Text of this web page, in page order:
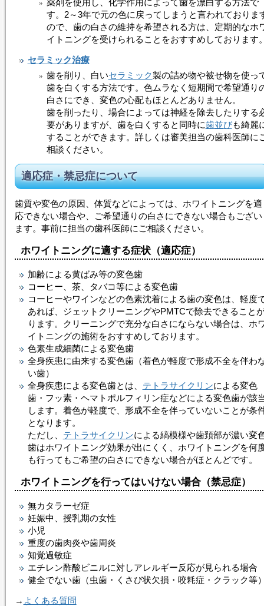
薬剤を使用し、化学作用によって歯を漂白する方法で
す。2～3年で元の色に戻ってしまうと言われておりま
ので、歯の白さの維持を希望される方は、定期的なホ
イトニングを受けられることをおすすめしております
セラミック治療
歯を削り、白いセラミック製の詰め物や被せ物を使っ
歯を白くする方法です。色ムラなく短期間で希望通り
白さにでき、変色の心配もほとんどありません。
歯を削ったり、場合によっては神経を除去したりする
要がありますが、歯を白くすると同時に歯並びも綺麗
することができます。詳しくは審美担当の歯科医師に
相談ください。
適応症・禁忌症について
歯質や変色の原因、体質などによっては、 ホワイトニングを適
応できない場合や、ご希望通りの白さにできない場合もござい
ます。事前に担当の歯科医師にご相談ください。
ホワイトニングに適する症状（適応症）
加齢による黄ばみ等の変色歯
コーヒー、茶、タバコ等による変色歯
コーヒーやワインなどの色素沈着による歯の変色は、軽度
あれば、ジェットクリーニングやPMTCで除去できること
ります。クリーニングで充分な白さにならない場合は、 ホ
イトニングの施術をおすすめしております。
色素生成細菌による変色歯
全身疾患に由来する変色歯（着色が軽度で形成不全を伴わ
い歯）
全身疾患による変色歯とは、 テトラサイクリンによる変色
歯・フッ素・ヘマトポルフィリン症などによる変色歯が該
します。着色が軽度で、形成不全を伴っていないことが条
となります。
ただし、 テトラサイクリンによる縞模様や歯頚部が濃い変
歯はホワイトニング効果が出にくく、 ホワイトニングを何
も行ってもご希望の白さにできない場合がほとんどです。
ホワイトニングを行ってはいけない場合（禁忌症）
無カタラーゼ症
妊娠中、授乳期の女性
小児
重度の歯肉炎や歯周炎
知覚過敏症
エチレン酢酸ビニルに対しアレルギー反応が見られる場合
健全でない歯（虫歯・くさび状欠損・咬耗症・クラック等
→ よくある質問